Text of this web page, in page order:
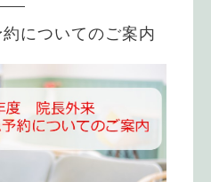
についてのご案内